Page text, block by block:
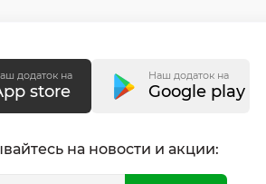
додаток на
store
Наш додаток на
Google play
на новости и акции: